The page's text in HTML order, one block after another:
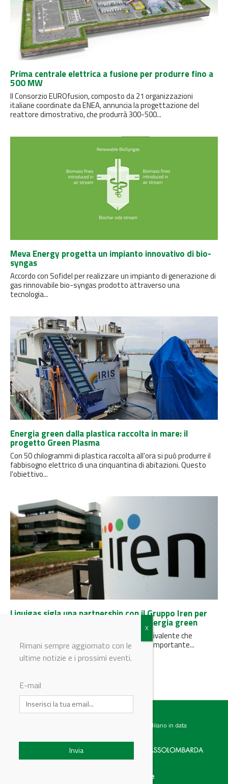
Prima centrale elettrica a fusione per produrre fino a
500 MW
Il Consorzio EUROfusion, composto da 21 organizzazioni
italiane coordinate da ENEA, annuncia la progettazione del
reattore dimostrativo, che produrrà 300-500...
Meva Energy progetta un impianto innovativo di bio-
syngas
Accordo con Sofidel per realizzare un impianto di generazione di
gas rinnovabile bio-syngas prodotto attraverso una
tecnologia...
Energia green dalla plastica raccolta in mare: il
progetto Green Plasma
Con 50 chilogrammi di plastica raccolta all'ora si può produrre il
fabbisogno elettrico di una cinquantina di abitazioni. Questo
l'obiettivo...
Liquigas sigla una partnership con il Gruppo Iren per
rifornire tutti i propri siti italiani di energia green
Saranno oltre 1.250 le tonnellate di CO2 equivalente che
Liquigas non immetterà nell’atmosfera: un importante...
Testata giornalistica registrata presso il Tribunale di Milano in data
Categorie
Rimani sempre aggiornato con le
ultime notizie e i prossimi eventi.
E-mail